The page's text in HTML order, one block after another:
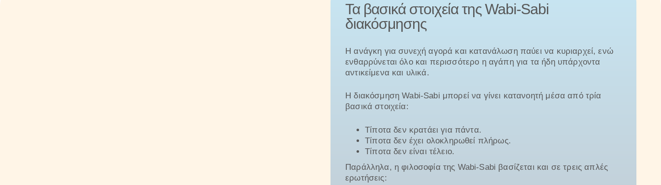
Τα βασικά στοιχεία της Wabi-Sabi
διακόσμησης
Η ανάγκη για συνεχή αγορά και κατανάλωση παύει να κυριαρχεί, ενώ
ενθαρρύνεται όλο και περισσότερο η αγάπη για τα ήδη υπάρχοντα
αντικείμενα και υλικά.
Η διακόσμηση Wabi-Sabi μπορεί να γίνει κατανοητή μέσα από τρία
βασικά στοιχεία:
Τίποτα δεν κρατάει για πάντα.
Τίποτα δεν έχει ολοκληρωθεί πλήρως.
Τίποτα δεν είναι τέλειο.
Παράλληλα, η φιλοσοφία της Wabi-Sabi βασίζεται και σε τρεις απλές
ερωτήσεις: